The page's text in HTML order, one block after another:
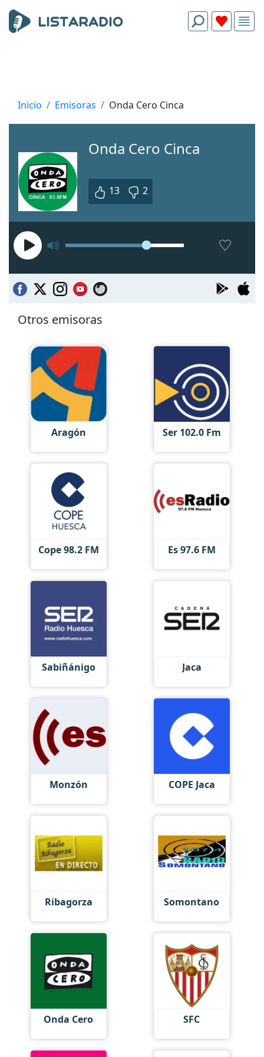
Inicio Emisoras Onda Cero Cinca
Onda Cero Cinca
13 2
Otros emisoras
Aragón Ser 102.0 Fm
Cope 98.2 FM Es 97.6 FM
Sabiñánigo Jaca
Monzón COPE Jaca
Ribagorza Somontano
Onda Cero SFC